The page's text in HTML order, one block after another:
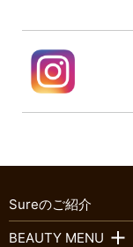
Sureのご紹介
BEAUTY MENU